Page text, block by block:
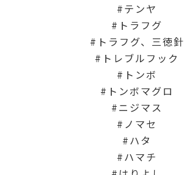
テンヤ
トラフグ
トラフグ、三徳針
トレブルフック
トンボ
トンボマグロ
ニジマス
ノマセ
ハタ
ハマチ